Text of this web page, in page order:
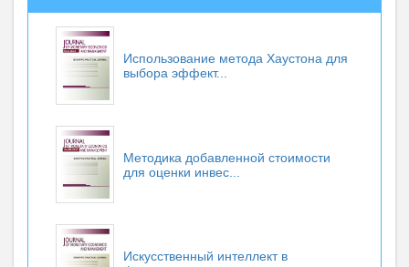
Использование метода Хаустона для
выбора эффект...
Методика добавленной стоимости
для оценки инвес...
Искусственный интеллект в